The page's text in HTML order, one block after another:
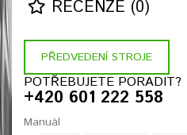
RECENZE (0)
PŘEDVEDENÍ STROJE
POTŘEBUJETE PORADIT?
+420 601 222 558
Manuál